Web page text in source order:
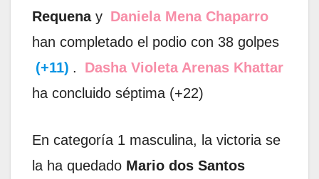
Requenay Daniela Mena Chaparro
han completado el podio con 38 golpes
(+11) .
Dasha Violeta Arenas Khattar
ha concluido séptima (+22)
En categoría 1 masculina, la victoria se
la ha quedado Mario dos Santos